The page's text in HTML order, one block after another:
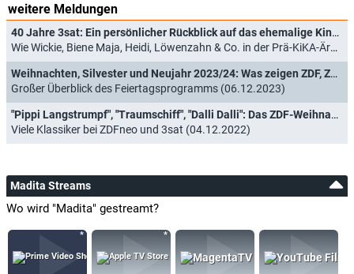
weitere Meldungen
40 Jahre 3sat: Ein persönlicher Rückblick auf das ehemalige Kinderprogramm des Kultursenders
Wie Wickie, Biene Maja, Heidi, Löwenzahn & Co. in der Prä-KiKA-Ära ein zweites Zuhause fanden (07.12.2024)
Weihnachten, Silvester und Neujahr 2023/24: Was zeigen ZDF, ZDFneo und 3sat?
Großer Überblick des Feiertagsprogramms (06.12.2023)
"Pippi Langstrumpf", "Traumschiff", "Dalli Dalli": Das ZDF-Weihnachtsprogramm 2022
Viele Klassiker bei ZDFneo und 3sat (04.12.2022)
Madita Streams
Wo wird "Madita" gestreamt?